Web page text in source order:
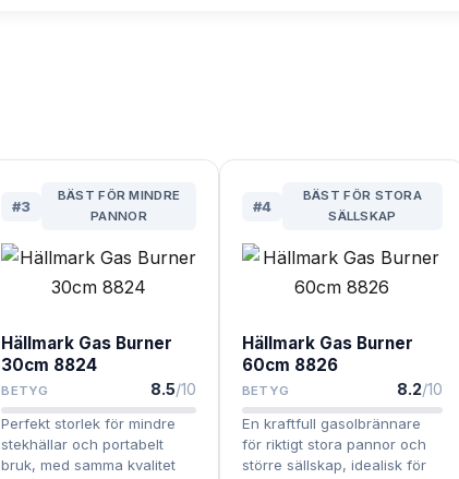
#3
BÄST FÖR MINDRE
PANNOR
Hällmark Gas Burner
30cm 8824
BETYG 8.5/10
Perfekt storlek för mindre
stekhällar och portabelt
bruk, med samma kvalitet
#4
BÄST FÖR STORA
SÄLLSKAP
Hällmark Gas Burner
60cm 8826
BETYG 8.2/10
En kraftfull gasolbrännare
för riktigt stora pannor och
större sällskap, idealisk för